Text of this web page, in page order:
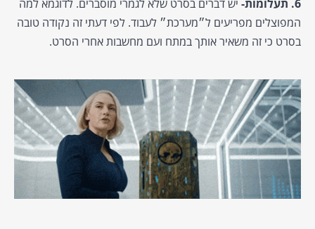
6. תעלומות-
יש דברים בסרט שלא לגמרי מוסברים. לדוגמא למה
המפוצלים מפריעים ל״מערכת״ לעבוד. לפי דעתי זה נקודה טובה
בסרט כי זה משאיר אותך במתח ועם מחשבות אחרי הסרט.